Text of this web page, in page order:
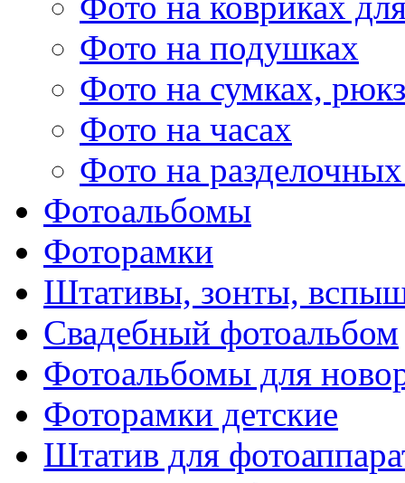
Фото на подушках
Фото на сумках,
Фото на часах
Фото на
Фотоальбомы
Фоторамки
Штативы, зонты,
Свадебный фотоальбом
Фотоальбомы для
Фоторамки детские
Штатив для